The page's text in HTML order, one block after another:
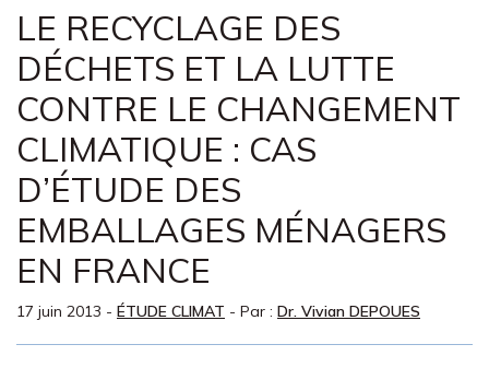
LE RECYCLAGE DES
DÉCHETS ET LA LUTTE
CONTRE LE CHANGEMENT
CLIMATIQUE : CAS
D’ÉTUDE DES
EMBALLAGES MÉNAGERS
EN FRANCE
17 juin 2013 - ÉTUDE CLIMAT - Par : Dr. Vivian DEPOUES